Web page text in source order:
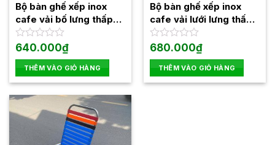
Bộ bàn ghế xếp inox
cafe vải bố lưng thấp
gấp gọn giá rẻ
Được
hạng
0
5
sao
640.000₫
THÊM VÀO GIỎ HÀNG
Bộ bàn ghế xếp inox
cafe vải lưới lưng thấp
gấp gọn giá rẻ
Được
hạng
0
5
680.000₫
THÊM VÀO GIỎ HÀNG